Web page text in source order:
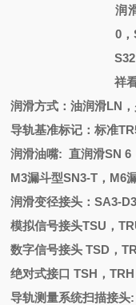
润
0，
祥
润滑方式：油润滑LN
导轨基准标记：标准
润滑油嘴: 直润滑SN 6
M3漏斗型SN3-T，M6
润滑变径接头：SA3-
模拟信号接头TSU，
数字信号接头 TSD，
绝对式接口 TSH，TRH
导轨测量系统扫描接头